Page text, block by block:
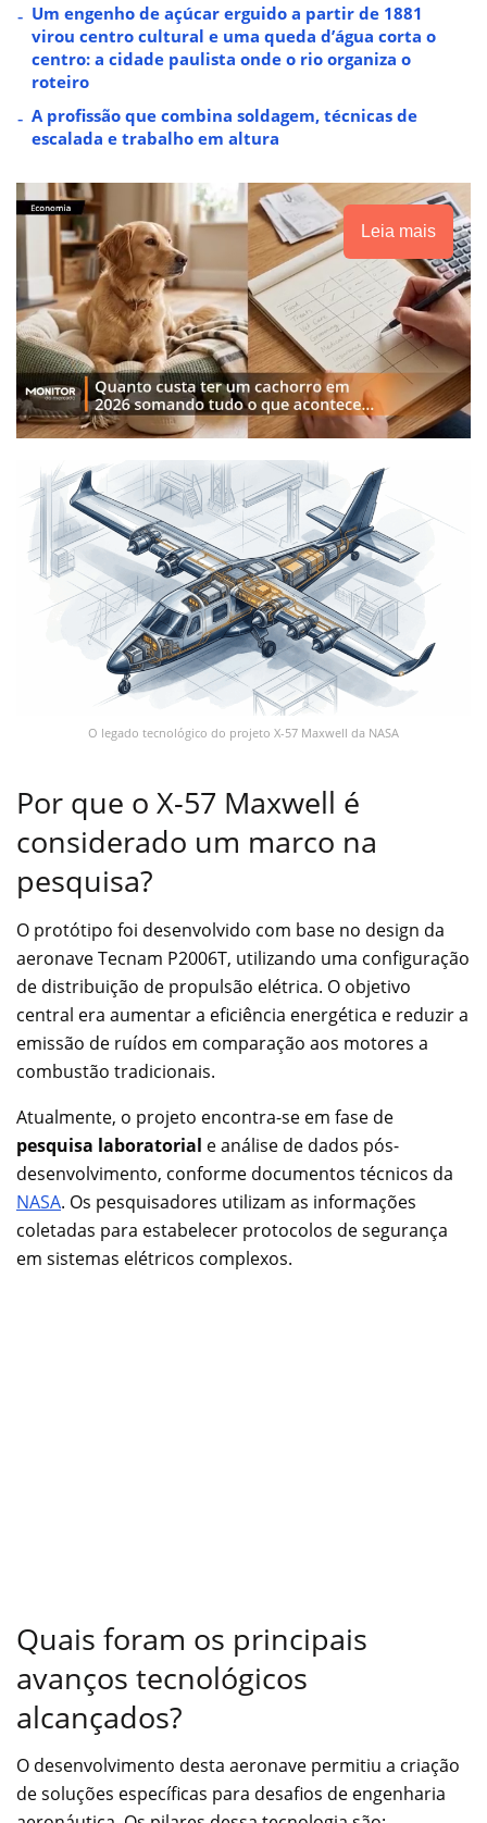
Um engenho de açúcar erguido a partir de 1881
virou centro cultural e uma queda d’água corta o
centro: a cidade paulista onde o rio organiza o
roteiro
A profissão que combina soldagem, técnicas de
escalada e trabalho em altura
Leia mais
O legado tecnológico do projeto X-57 Maxwell da NASA
Por que o X-57 Maxwell é
considerado um marco na
pesquisa?
O protótipo foi desenvolvido com base no design da
aeronave Tecnam P2006T, utilizando uma configuração
de distribuição de propulsão elétrica. O objetivo
central era aumentar a eficiência energética e reduzir a
emissão de ruídos em comparação aos motores a
combustão tradicionais.
Atualmente, o projeto encontra-se em fase de
pesquisa laboratorial e análise de dados pós-
desenvolvimento, conforme documentos técnicos da
NASA. Os pesquisadores utilizam as informações
coletadas para estabelecer protocolos de segurança
em sistemas elétricos complexos.
Quais foram os principais
avanços tecnológicos
alcançados?
O desenvolvimento desta aeronave permitiu a criação
de soluções específicas para desafios de engenharia